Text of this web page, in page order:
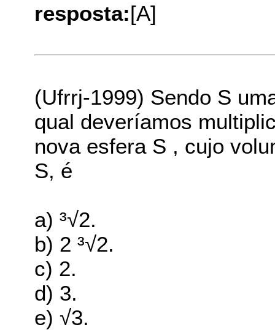
resposta:[A]
(Ufrrj-1999) Sendo S
qual deveríamos
nova esfera S , cujo
S, é
a) ³√2.
b) 2 ³√2.
c) 2.
d) 3.
e) √3.